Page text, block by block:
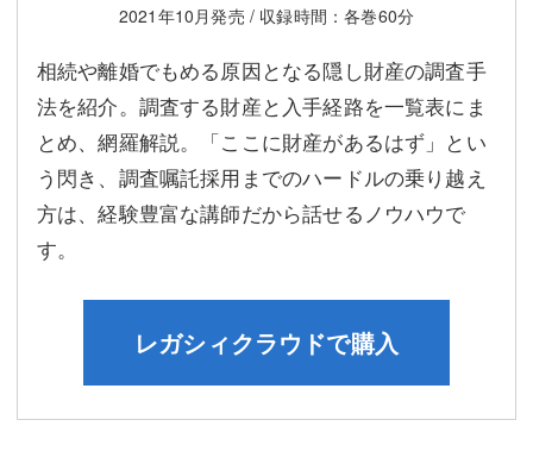
2021年10月発売 / 収録時間：各巻60分
相続や離婚でもめる原因となる隠し財産の調査手
法を紹介。調査する財産と入手経路を一覧表にま
とめ、網羅解説。「ここに財産があるはず」とい
う閃き、調査嘱託採用までのハードルの乗り越え
方は、経験豊富な講師だから話せるノウハウで
す。
レガシィクラウドで購入